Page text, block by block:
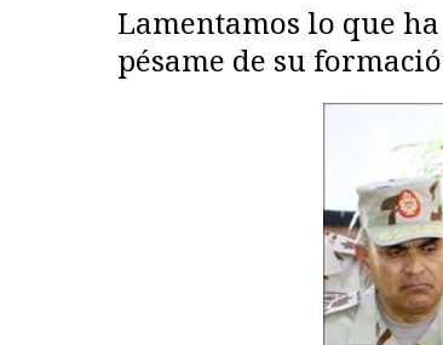
Lamentamos lo que
pésame de su